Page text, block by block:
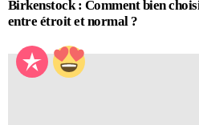
Birkenstock : Comment bien
entre étroit et normal ?